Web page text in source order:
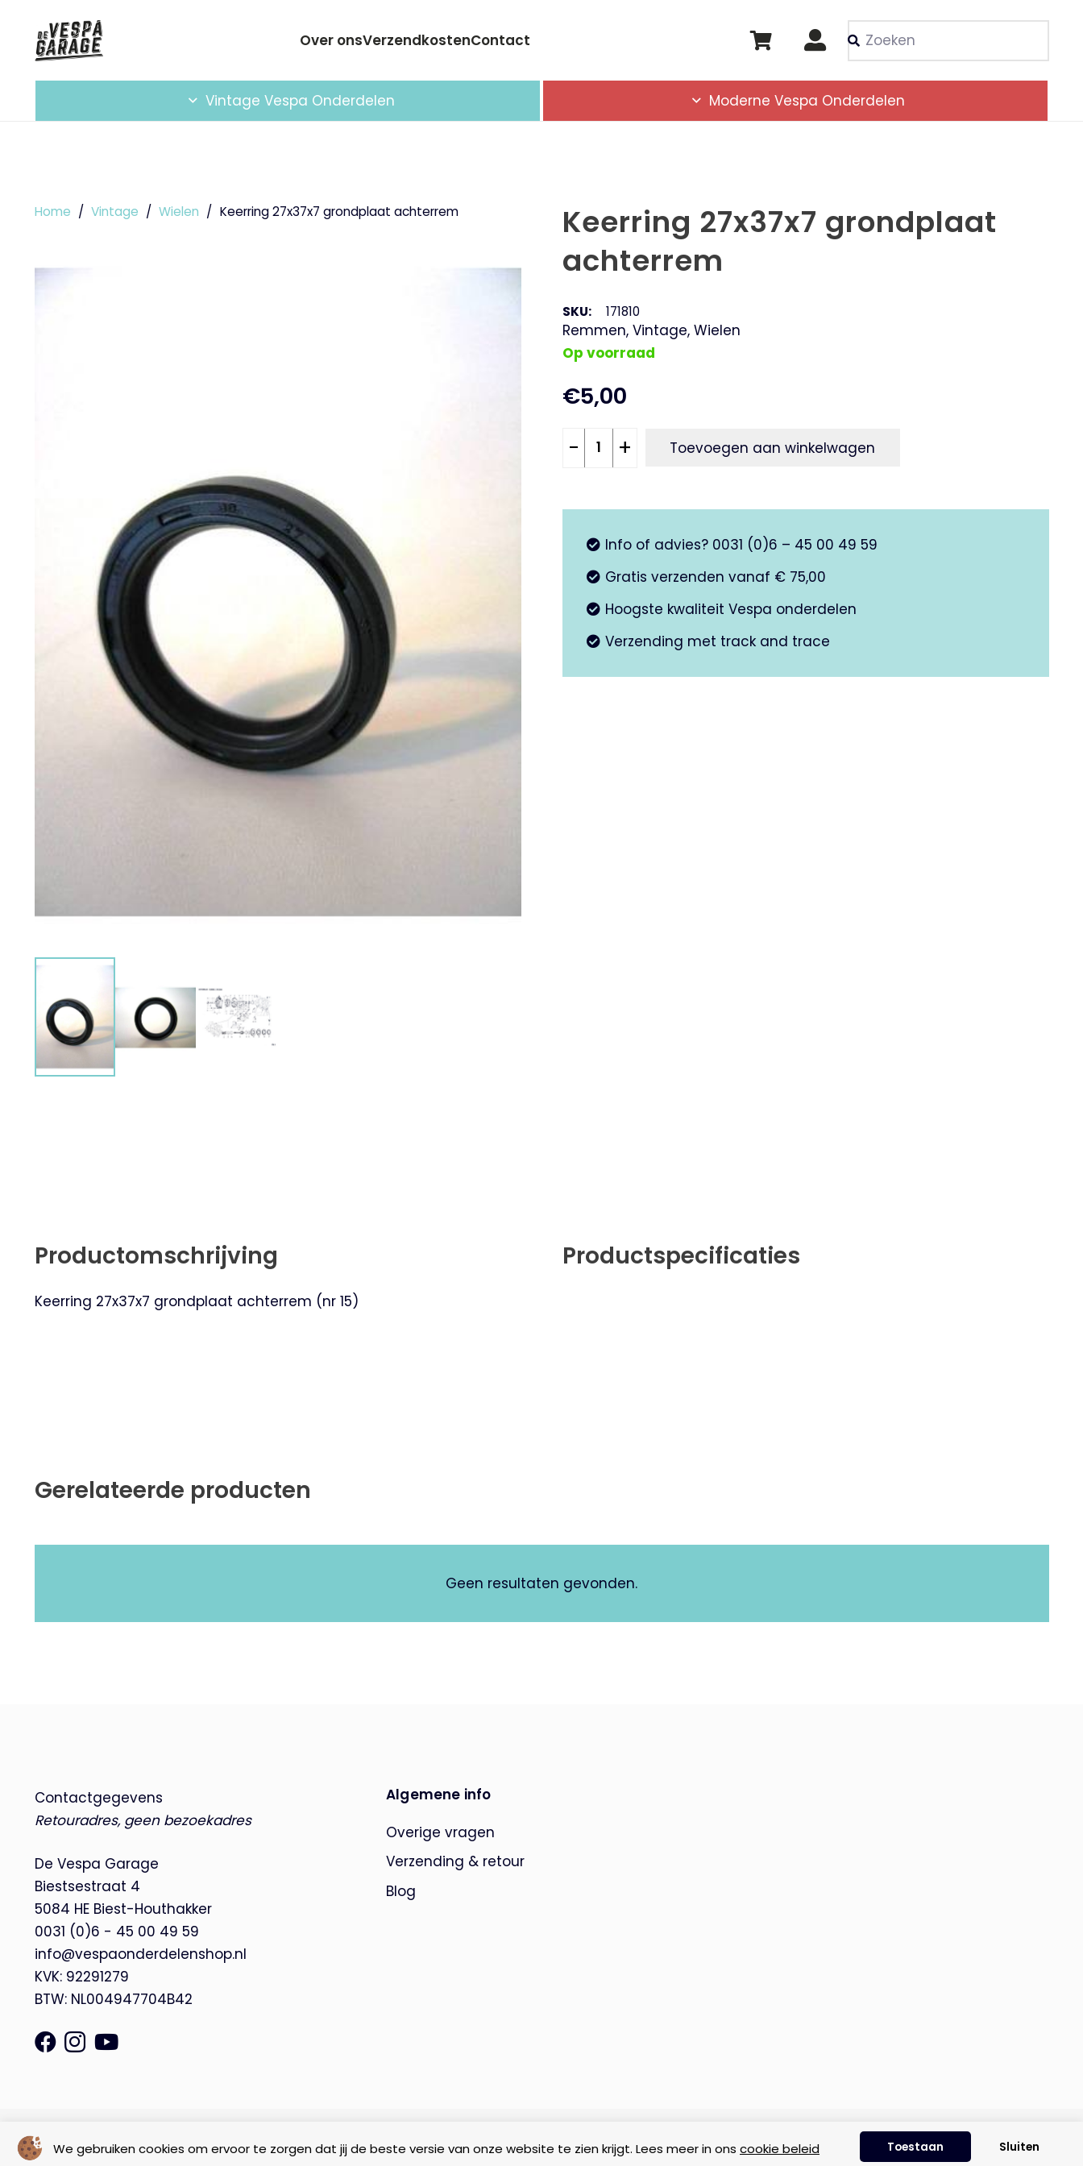
We gebruiken cookies om ervoor te zorgen dat jij de beste versie van onze website te zien krijgt. Lees meer in ons cookie beleid Toestaan Sluiten
Over onsVerzendkostenContact
Als de resultaten voor
Vintage Vespa Onderdelen Moderne Vespa Onderdelen
Home / Vintage / Wielen / Keerring 27x37x7 grondplaat achterrem
Keerring 27x37x7 grondplaat
achterrem
SKU: 171810
Remmen, Vintage, Wielen
Op voorraad
€5,00
Keerring
achterrem
- + Toevoegen aan winkelwagen
Info of advies? 0031 (0)6 – 45 00 49 59
Gratis verzenden vanaf € 75,00
Hoogste kwaliteit Vespa onderdelen
Verzending met track and trace
Productomschrijving
Keerring 27x37x7 grondplaat achterrem (nr 15)
Productspecificaties
Gerelateerde producten
Geen resultaten gevonden.
Contactgegevens
Retouradres, geen bezoekadres
De Vespa Garage
Biestsestraat 4
5084 HE Biest-Houthakker
0031 (0)6 - 45 00 49 59
info@vespaonderdelenshop.nl
KVK: 92291279
BTW: NL004947704B42
Algemene info
Overige vragen
Verzending & retour
Blog
© Copyright 2026 – De Vespa Garage | Privacyverklaring Cookie beleid